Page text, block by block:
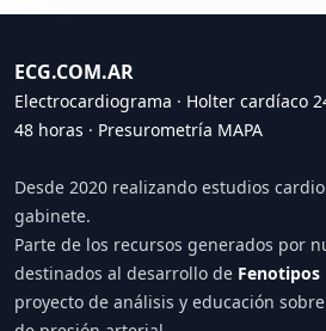
ECG.COM.AR
Electrocardiograma · Holter cardíaco
48 horas · Presurometría MAPA
Desde 2020 realizando estudios
gabinete.
Parte de los recursos generados por
destinados al desarrollo de Fenotipos
proyecto de análisis y educación